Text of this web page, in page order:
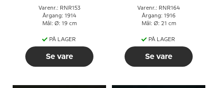
ELLER RIG
Varenr.: RNR153
Årgang: 1914
Mål: Ø: 19 cm
PÅ LAGER
Se vare
Varenr.: RNR164
Årgang: 1916
Mål: Ø: 21 cm
PÅ LAGER
Se vare